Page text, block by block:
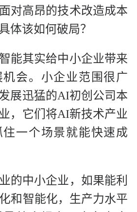
对高昂的技术改造成本
体该如何破局？
能其实给中小企业带来
会。小企业范围很广
展迅猛的AI初创公司本
，它们将AI新技术产业
一个场景就能快速成
的中小企业，如果能利
和智能化，生产力水平